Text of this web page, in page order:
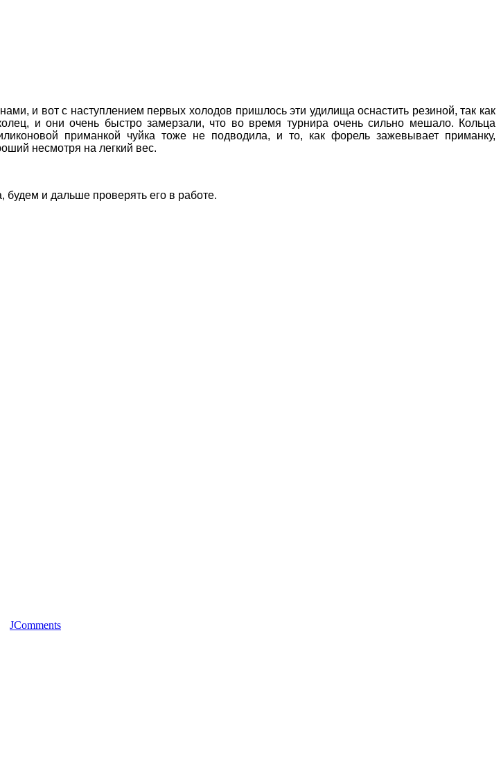
и вот с наступлением первых холодов пришлось эти удилища оснастить резиной, так как
и они очень быстро замерзали, что во время турнира очень сильно мешало. Кольца
приманкой чуйка тоже не подводила, и то, как форель зажевывает приманку,
несмотря на легкий вес.
будем и дальше проверять его в работе.
JComments